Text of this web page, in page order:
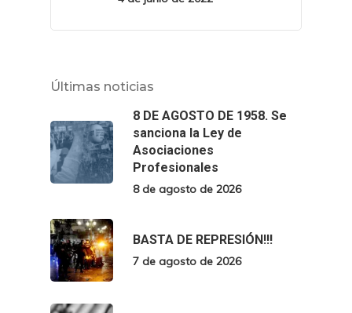
Últimas noticias
8 DE AGOSTO DE 1958. Se
sanciona la Ley de
Asociaciones
Profesionales
8 de agosto de 2026
BASTA DE REPRESIÓN!!!
7 de agosto de 2026